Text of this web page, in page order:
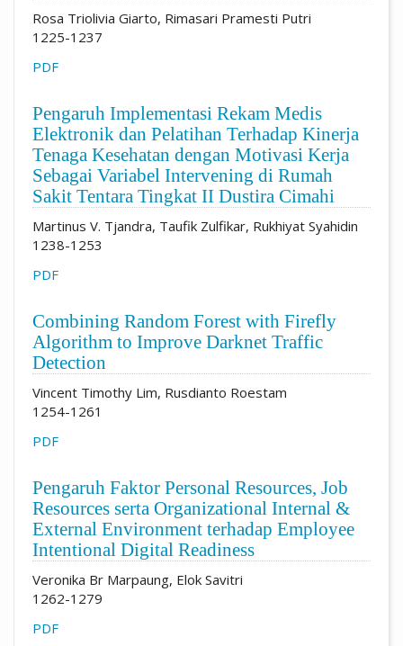
Rosa Triolivia Giarto, Rimasari Pramesti Putri
1225-1237
PDF
Pengaruh Implementasi Rekam Medis
Elektronik dan Pelatihan Terhadap Kinerja
Tenaga Kesehatan dengan Motivasi Kerja
Sebagai Variabel Intervening di Rumah
Sakit Tentara Tingkat II Dustira Cimahi
Martinus V. Tjandra, Taufik Zulfikar, Rukhiyat Syahidin
1238-1253
PDF
Combining Random Forest with Firefly
Algorithm to Improve Darknet Traffic
Detection
Vincent Timothy Lim, Rusdianto Roestam
1254-1261
PDF
Pengaruh Faktor Personal Resources, Job
Resources serta Organizational Internal &
External Environment terhadap Employee
Intentional Digital Readiness
Veronika Br Marpaung, Elok Savitri
1262-1279
PDF